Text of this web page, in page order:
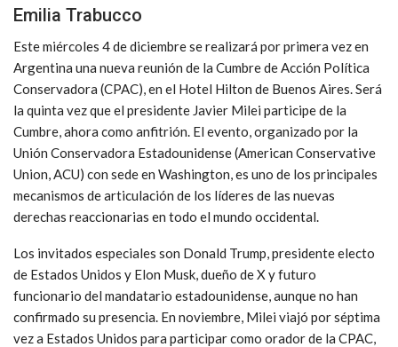
Emilia Trabucco
Este miércoles 4 de diciembre se realizará por primera vez en
Argentina una nueva reunión de la Cumbre de Acción Política
Conservadora (CPAC), en el Hotel Hilton de Buenos Aires. Será
la quinta vez que el presidente Javier Milei participe de la
Cumbre, ahora como anfitrión. El evento, organizado por la
Unión Conservadora Estadounidense (American Conservative
Union, ACU) con sede en Washington, es uno de los principales
mecanismos de articulación de los líderes de las nuevas
derechas reaccionarias en todo el mundo occidental.
Los invitados especiales son Donald Trump, presidente electo
de Estados Unidos y Elon Musk, dueño de X y futuro
funcionario del mandatario estadounidense, aunque no han
confirmado su presencia. En noviembre, Milei viajó por séptima
vez a Estados Unidos para participar como orador de la CPAC,